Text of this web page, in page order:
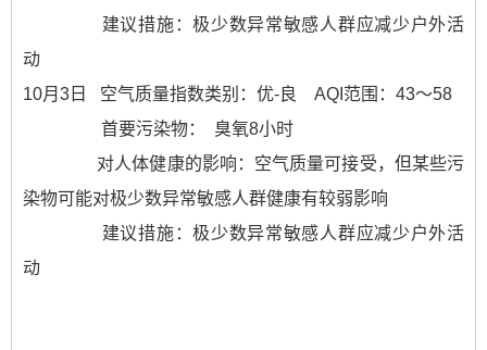
建议措施：极少数异常敏感人群应减少户外活
动
10月3日 空气质量指数类别：优- 良 AQI范围：43～58
首要污染物： 臭氧8小时
对人体健康的影响：空气质量可接受，但某些污
染物可能对极少数异常敏感人群健康有较弱影响
建议措施：极少数异常敏感人群应减少户外活
动